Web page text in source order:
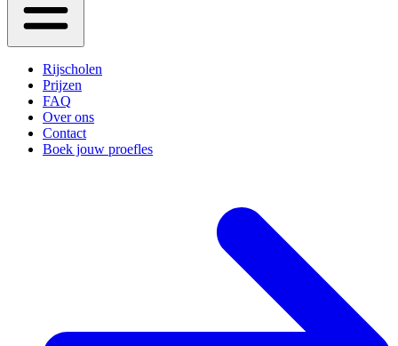
Rijscholen
Prijzen
FAQ
Over ons
Contact
Boek jouw proefles